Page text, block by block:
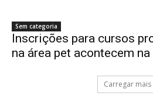
Sem categoria
Inscrições para cursos
na área pet acontecem
Carregar mais